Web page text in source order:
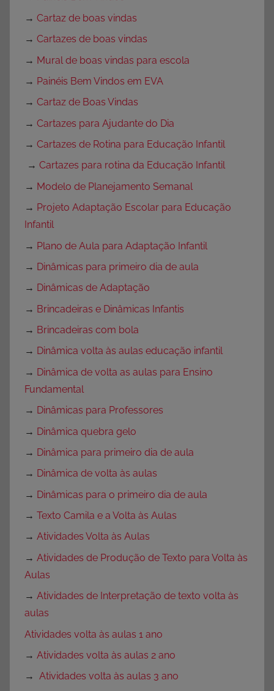
→ Cartaz de boas vindas
→ Cartazes de boas vindas
→ Mural de boas vindas para escola
→ Painéis Bem Vindos em EVA
→ Cartaz de Boas Vindas
→ Cartazes para Ajudante do Dia
→ Cartazes de Rotina para Educação Infantil
→ Cartazes para rotina da Educação Infantil
→ Modelo de Planejamento Semanal
→ Projeto Adaptação Escolar para Educação
Infantil
→ Plano de Aula para Adaptação Infantil
→ Dinâmicas para primeiro dia de aula
→ Dinâmicas de Adaptação
→ Brincadeiras e Dinâmicas Infantis
→ Brincadeiras com bola
→ Dinâmica volta às aulas educação infantil
→ Dinâmica de volta as aulas para Ensino
Fundamental
→ Dinâmicas para Professores
→ Dinâmica quebra gelo
→ Dinâmica para primeiro dia de aula
→ Dinâmica de volta às aulas
→ Dinâmicas para o primeiro dia de aula
→ Texto Camila e a Volta às Aulas
→ Atividades Volta às Aulas
→ Atividades de Produção de Texto para Volta às
Aulas
→ Atividades de Interpretação de texto volta às
aulas
Atividades volta às aulas 1 ano
→ Atividades volta às aulas 2 ano
→ Atividades volta às aulas 3 ano